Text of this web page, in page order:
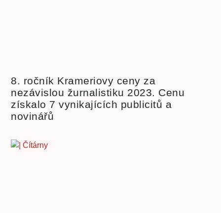
8. ročník Krameriovy ceny za
nezávislou žurnalistiku 2023. Cenu
získalo 7 vynikajících publicitů a
novinářů